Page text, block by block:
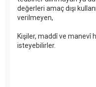
değerleri amaç dışı
verilmeyen,
Kişiler, maddî ve manevî
isteyebilirler.